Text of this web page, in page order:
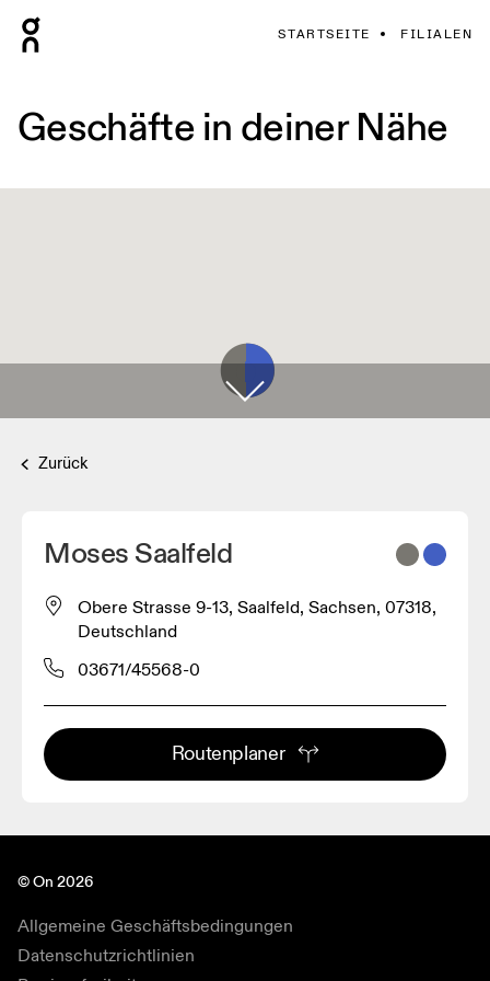
STARTSEITE FILIALEN
Geschäfte in deiner Nähe
Zurück
Moses Saalfeld
Obere Strasse 9-13, Saalfeld, Sachsen, 07318,
Deutschland
03671/45568-0
Routenplaner
© On 2026
Allgemeine Geschäftsbedingungen
Datenschutzrichtlinien